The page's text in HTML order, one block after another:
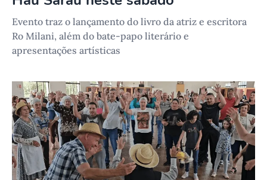
Evento traz o lançamento do livro da atriz e escritora
Ro Milani, além do bate-papo literário e
apresentações artísticas